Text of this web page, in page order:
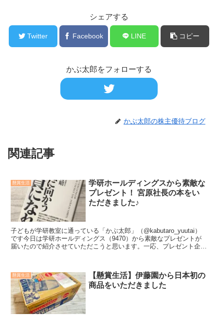
シェアする
Twitter Facebook LINE コピー
かぶ太郎をフォローする
かぶ太郎の株主優待ブログ
関連記事
懸賞生活
学研ホールディングスから素敵な
プレゼント！ 宮原社長の本をい
ただきました♪
子どもが学研教室に通っている「かぶ太郎」（@kabutaro_yuutai）
です今日は学研ホールディングス（9470）から素敵なプレゼントが
届いたので紹介させていただこうと思います。一応、プレゼント企画
懸賞生活
【懸賞生活】伊藤園から日本初の
商品をいただきました